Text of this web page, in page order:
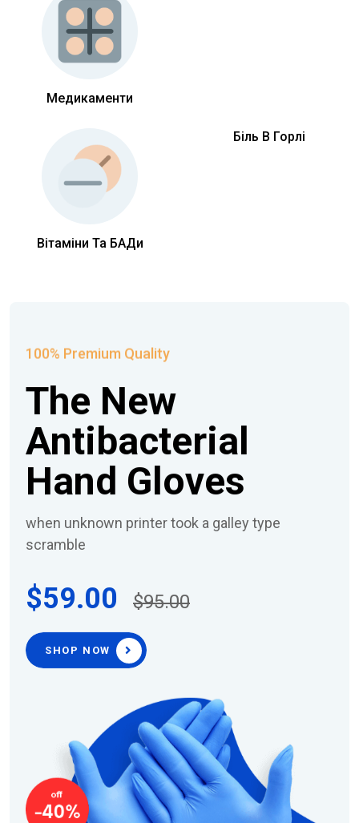
Медикаменти
Вітаміни Та БАДи
Біль В Горлі
100% Premium Quality
The New
Antibacterial
Hand Gloves
when unknown printer took a galley type
scramble
$59.00 $95.00
SHOP NOW